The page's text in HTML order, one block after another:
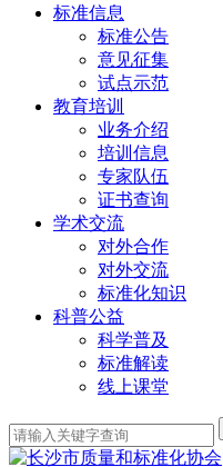
标准信息
标准公告
意见征集
试点示范
教育培训
业务介绍
培训信息
专家队伍
证书查询
学术交流
对外合作
对外交流
标准化知识
科普公益
科学普及
标准解读
线上课堂